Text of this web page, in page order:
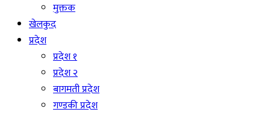
मुक्तक
खेलकुद
प्रदेश
प्रदेश १
प्रदेश २
बागमती प्रदेश
गण्डकी प्रदेश